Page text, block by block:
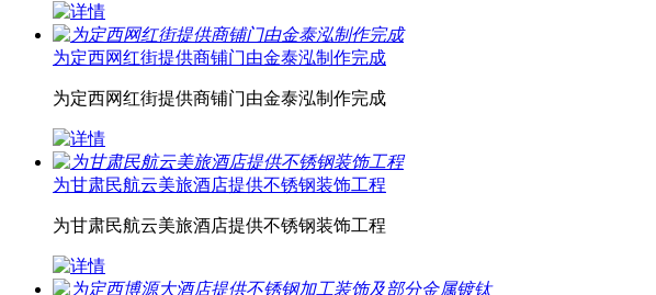
为定西网红街提供商铺门由金泰泓制作完成
为定西网红街提供商铺门由金泰泓制作完成
为甘肃民航云美旅酒店提供不锈钢装饰工程
为甘肃民航云美旅酒店提供不锈钢装饰工程